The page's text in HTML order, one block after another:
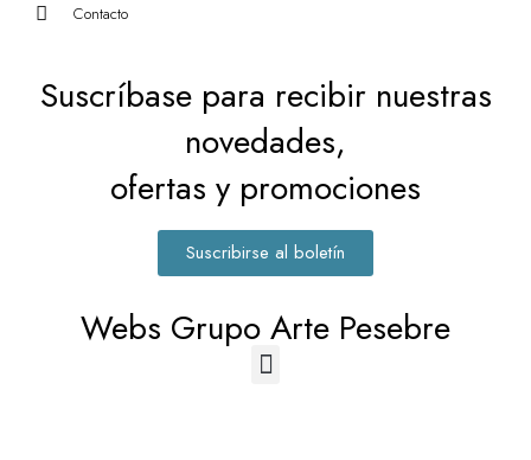
Contacto
Suscríbase para recibir nuestras
novedades,
ofertas y promociones
Suscribirse al boletín
Webs Grupo Arte Pesebre